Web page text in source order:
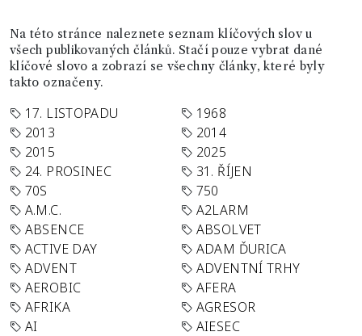
Na této stránce naleznete seznam klíčových slov u
všech publikovaných článků. Stačí pouze vybrat dané
klíčové slovo a zobrazí se všechny články, které byly
takto označeny.
17. LISTOPADU
1968
2013
2014
2015
2025
24. PROSINEC
31. ŘÍJEN
70S
750
A.M.C.
A2LARM
ABSENCE
ABSOLVET
ACTIVE DAY
ADAM ĎURICA
ADVENT
ADVENTNÍ TRHY
AEROBIC
AFERA
AFRIKA
AGRESOR
AI
AIESEC